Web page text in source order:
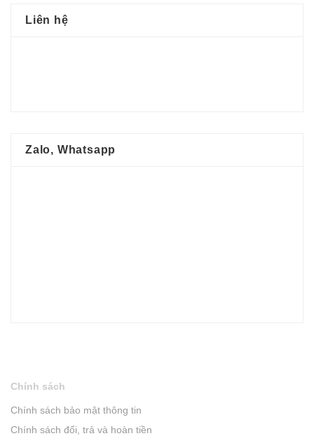
Liên hệ
Zalo, Whatsapp
Chính sách
Chính sách bảo mật thông tin
Chính sách đổi, trả và hoàn tiền